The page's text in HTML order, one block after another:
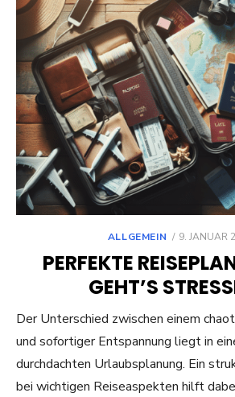
ALLGEMEIN
POSTED
9. JANUAR
PERFEKTE
GEHT’S
Der Unterschied zwischen einem
und sofortiger Entspannung liegt in
durchdachten Urlaubsplanung. Ein
bei wichtigen Reiseaspekten hilft